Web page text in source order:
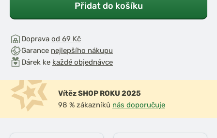
Přidat do košíku
Doprava od 69 Kč
Garance nejlepšího nákupu
Dárek ke každé objednávce
Vítěz SHOP ROKU 2025
98 % zákazníků nás doporučuje